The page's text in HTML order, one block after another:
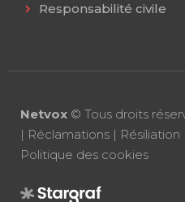
Responsabilité civile
Netvox © Tous droits
| Réclamations | Résiliation
Politique des cookies